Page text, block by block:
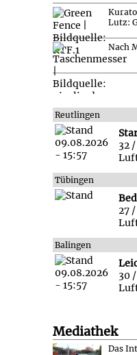
Lutz:
Nach
Reutlingen
32 /
Tübingen
27 /
Balingen
30 /
Mediathek
Das